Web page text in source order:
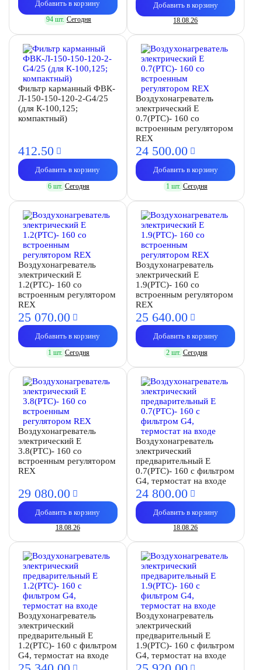
Добавить в корзину
94 шт. Сегодня
Добавить в корзину
18.08.26
Фильтр карманный ФВК-
Л-150-150-120-2-G4/25
(для К-100,125;
компактный)
412.50
Добавить в корзину
6 шт. Сегодня
Воздухонагреватель
электрический E
0.7(PTC)- 160 со
встроенным регулятором
REX
24 500.00
Добавить в корзину
1 шт. Сегодня
Воздухонагреватель
электрический E
1.2(PTC)- 160 со
встроенным регулятором
REX
25 070.00
Добавить в корзину
1 шт. Сегодня
Воздухонагреватель
электрический E
1.9(PTC)- 160 со
встроенным регулятором
REX
25 640.00
Добавить в корзину
2 шт. Сегодня
Воздухонагреватель
электрический E
3.8(PTC)- 160 со
встроенным регулятором
REX
29 080.00
Добавить в корзину
18.08.26
Воздухонагреватель
электрический
предварительный E
0.7(PTC)- 160 с фильтром
G4, термостат на входе
24 800.00
Добавить в корзину
18.08.26
Воздухонагреватель
электрический
предварительный E
1.2(PTC)- 160 с фильтром
G4, термостат на входе
Воздухонагреватель
электрический
предварительный E
1.9(PTC)- 160 с фильтром
G4, термостат на входе